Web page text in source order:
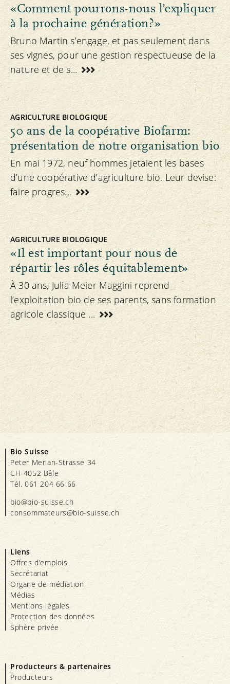
«Comment pourrons-nous l’expliquer
à la prochaine génération?»
Bruno Martin s’engage, et pas seulement dans
ses vignes, pour une gestion respectueuse de la
nature et de s...
AGRICULTURE BIOLOGIQUE
50 ans de la coopérative Biofarm:
présentation de notre organisation bio
En mai 1972, neuf hommes jetaient les bases
d’une coopérative d’agriculture bio. Leur devise:
faire progres...
AGRICULTURE BIOLOGIQUE
«Il est important pour nous de
répartir les rôles équitablement»
À 30 ans, Julia Meier Maggini reprend
l’exploitation bio de ses parents, sans formation
agricole classique ...
Bio Suisse
Peter Merian-Strasse 34
CH-4052 Bâle
Tél. 061 204 66 66
bio@bio-suisse.ch
consommateurs@bio-suisse.ch
Liens
Offres d’emplois
Secrétariat
Organe de médiation
Médias
Mentions légales
Protection des données
Sphère privée
Producteurs & partenaires
Producteurs